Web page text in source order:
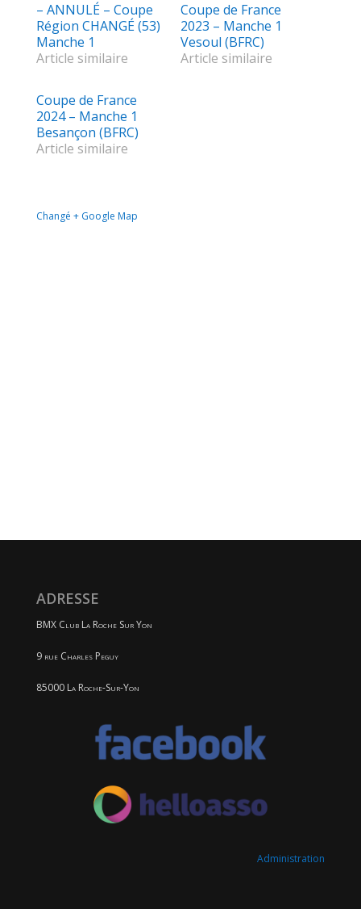
– ANNULÉ – Coupe
Région CHANGÉ (53)
Manche 1
Article similaire
Coupe de France
2023 – Manche 1
Vesoul (BFRC)
Article similaire
Coupe de France
2024 – Manche 1
Besançon (BFRC)
Article similaire
Changé + Google Map
ADRESSE
BMX Club La Roche Sur Yon
9 rue Charles Peguy
85000 La Roche-Sur-Yon
Administration